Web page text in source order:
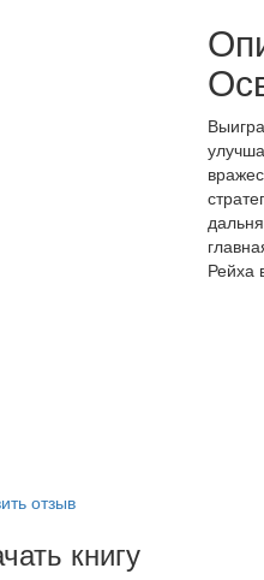
отзыв
книгу
Рейха